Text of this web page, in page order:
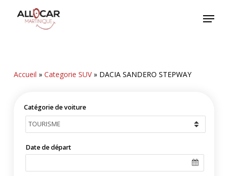
Menu
Accueil » Categorie SUV» DACIA SANDERO STEPWAY
Catégorie de voiture
Date de départ